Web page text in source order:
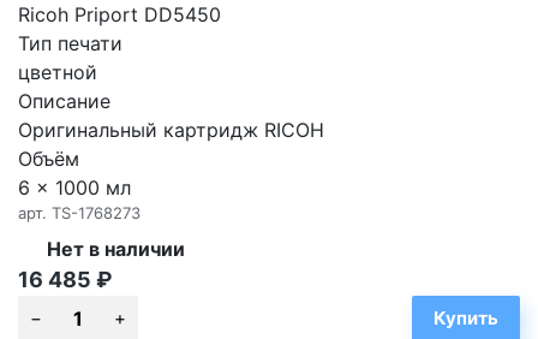
Ricoh Priport DD5450
Тип печати
цветной
Описание
Оригинальный картридж RICOH
Объём
6 x 1000 мл
арт. TS-1768273
Нет в наличии
16 485 ₽